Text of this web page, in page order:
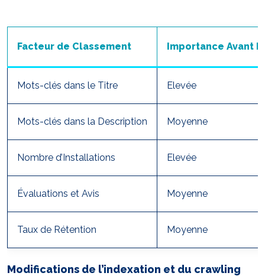
Facteur de Classement Importance Avant
Mots-clés dans le Titre Elevée
Mots-clés dans la Description Moyenne
Nombre d’Installations Elevée
Évaluations et Avis Moyenne
Taux de Rétention Moyenne
Modifications de l’indexation et du crawling